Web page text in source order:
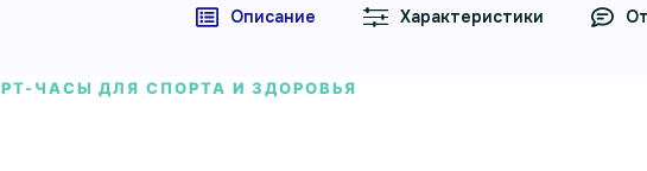
Описание Характеристики
ЧАСЫ ДЛЯ СПОРТА И ЗДОРОВЬЯ